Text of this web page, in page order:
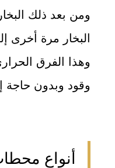
ومن بعد ذلك
البخار مرة أخرى
وهذا الفرق
وقود وبدون حاجة
أنواع